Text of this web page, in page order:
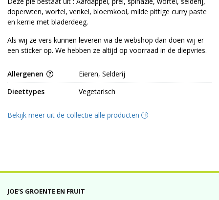
doperwten, wortel, venkel, bloemkool, milde pittige curry paste
en kerrie met bladerdeeg.
Als wij ze vers kunnen leveren via de webshop dan doen wij er
een sticker op. We hebben ze altijd op voorraad in de diepvries.
Allergenen
Eieren, Selderij
Dieettypes
Vegetarisch
Bekijk meer uit de collectie alle producten
JOE'S GROENTE EN FRUIT